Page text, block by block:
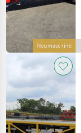
Neumaschine